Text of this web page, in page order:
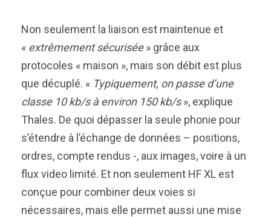
Non seulement la liaison est maintenue et
« extrêmement sécurisée» grâce aux
protocoles « maison », mais son débit est plus
que décuplé. « Typiquement, on passe d’une
classe 10 kb/s à environ 150 kb/s», explique
Thales. De quoi dépasser la seule phonie pour
s’étendre à l’échange de données – positions,
ordres, compte rendus -, aux images, voire à un
flux video limité. Et non seulement HF XL est
conçue pour combiner deux voies si
nécessaires, mais elle permet aussi une mise